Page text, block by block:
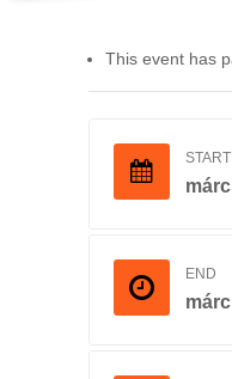
This event has
START
END